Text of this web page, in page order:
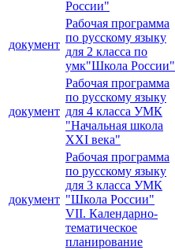
России"
документ
Рабочая программа
по русскому языку
для 2 класса по
умк"Школа России"
документ
Рабочая программа
по русскому языку
для 4 класса УМК
"Начальная школа
XXI века"
документ
Рабочая программа
по русскому языку
для 3 класса УМК
"Школа России"
VII. Календарно-
тематическое
планирование